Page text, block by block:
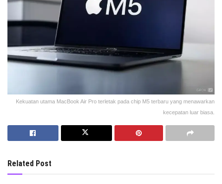
Kekuatan utama MacBook Air Pro terletak pada chip M5 terbaru yang menawarkan
kecepatan luar biasa.
Related Post